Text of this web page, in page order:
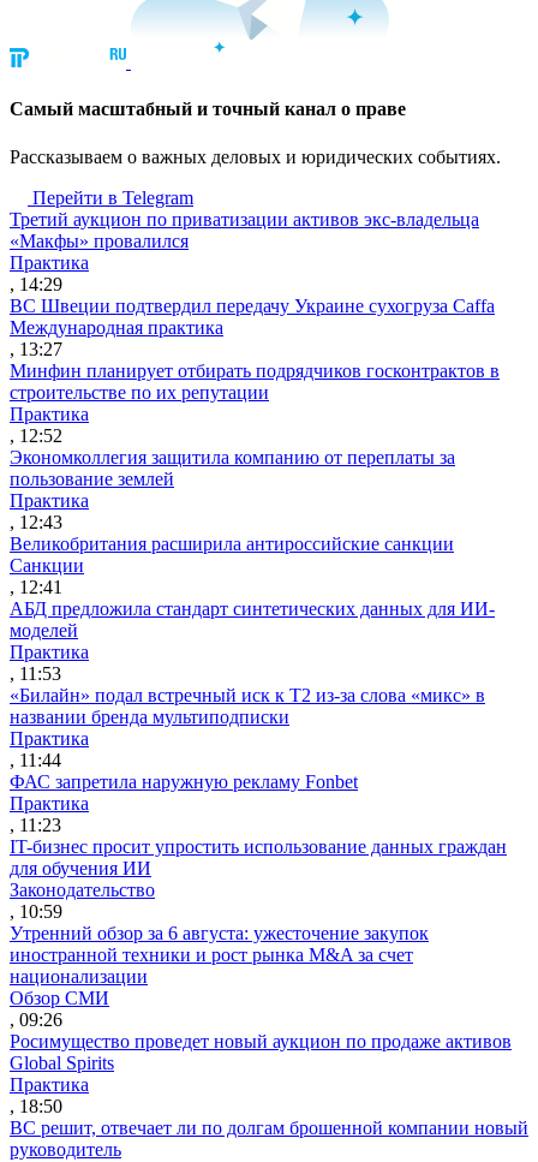
Cамый масштабный и точный канал о праве
Рассказываем о важных деловых и юридических событиях.
Перейти в Telegram
Третий аукцион по приватизации активов экс-владельца
«Макфы» провалился
Практика
, 14:29
ВС Швеции подтвердил передачу Украине сухогруза Caffa
Международная практика
, 13:27
Минфин планирует отбирать подрядчиков госконтрактов в
строительстве по их репутации
Практика
, 12:52
Экономколлегия защитила компанию от переплаты за
пользование землей
Практика
, 12:43
Великобритания расширила антироссийские санкции
Санкции
, 12:41
АБД предложила стандарт синтетических данных для ИИ-
моделей
Практика
, 11:53
«Билайн» подал встречный иск к Т2 из-за слова «микс» в
названии бренда мультиподписки
Практика
, 11:44
ФАС запретила наружную рекламу Fonbet
Практика
, 11:23
IT-бизнес просит упростить использование данных граждан
для обучения ИИ
Законодательство
, 10:59
Утренний обзор за 6 августа: ужесточение закупок
иностранной техники и рост рынка M&A за счет
национализации
Обзор СМИ
, 09:26
Росимущество проведет новый аукцион по продаже активов
Global Spirits
Практика
, 18:50
ВС решит, отвечает ли по долгам брошенной компании новый
руководитель